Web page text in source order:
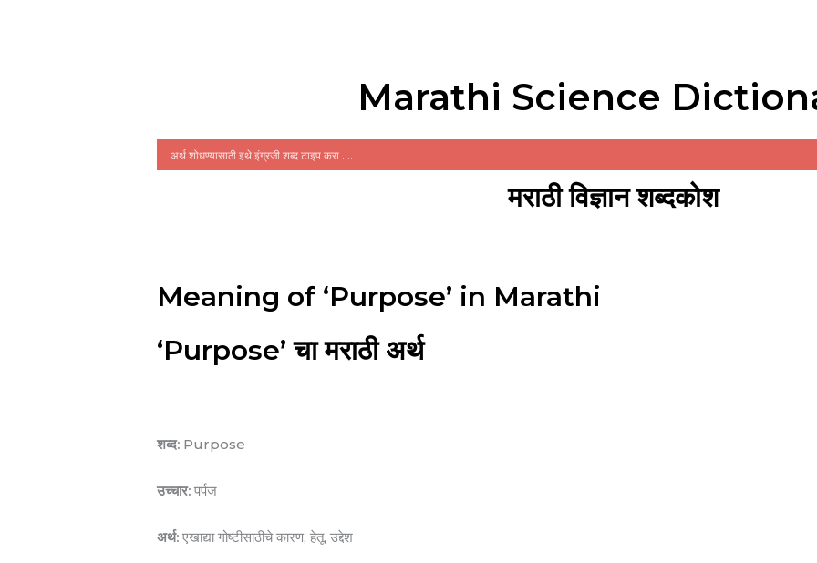
Marathi Science
मराठी विज्ञान शब्दकोश
Meaning of ‘Purpose’ in Marathi
‘Purpose’ चा मराठी अर्थ
शब्द: Purpose
उच्चार: पर्पज
अर्थ: एखाद्या गोष्टीसाठीचे कारण, हेतू, उद्देश